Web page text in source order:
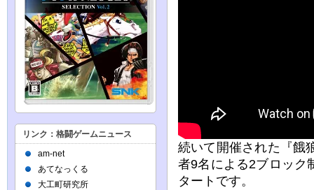
続いて開催された『餓
者9名による2ブロック
タートです。
リンク：格闘ゲームニュース
am-net
あてなっくる
大工町研究所